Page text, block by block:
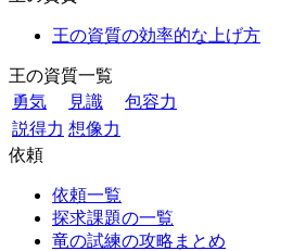
王の資質の効率的な上げ方
王の資質一覧
勇気
見識
包容力
説得力 想像力
依頼
依頼一覧
探求課題の一覧
竜の試練の攻略まとめ